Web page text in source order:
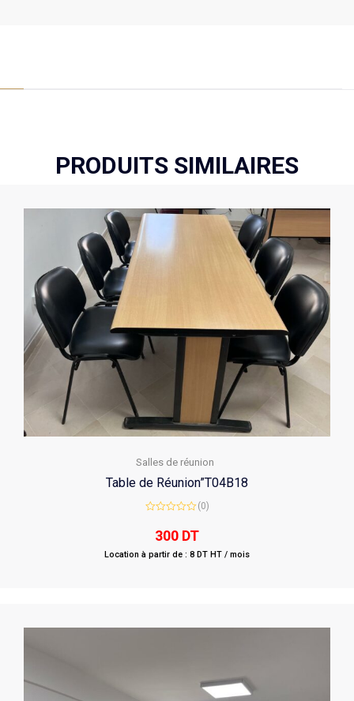
PRODUITS SIMILAIRES
Salles de réunion
Table de Réunion”T04B18
out
5
(0)
300 DT
Location à partir de : 8 DT HT / mois